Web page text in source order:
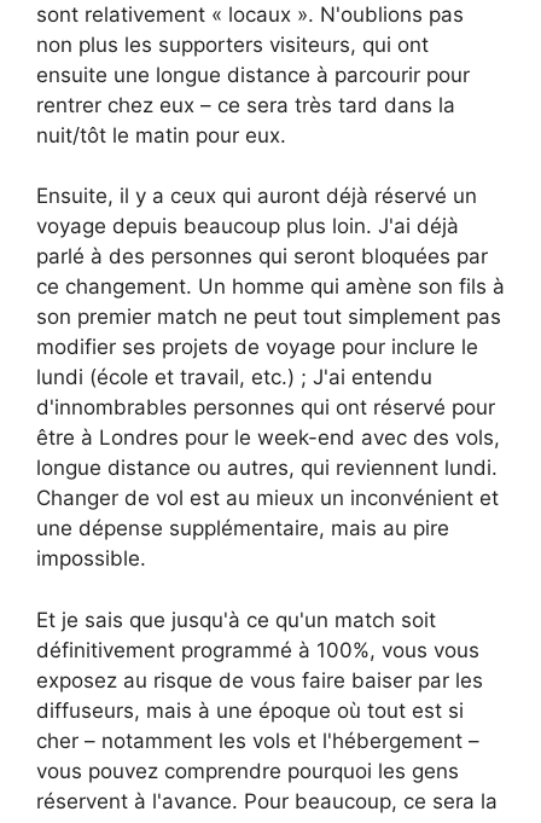
sont relativement « locaux ». N'oublions pas
non plus les supporters visiteurs, qui ont
ensuite une longue distance à parcourir pour
rentrer chez eux – ce sera très tard dans la
nuit/tôt le matin pour eux.
Ensuite, il y a ceux qui auront déjà réservé un
voyage depuis beaucoup plus loin. J'ai déjà
parlé à des personnes qui seront bloquées par
ce changement. Un homme qui amène son fils à
son premier match ne peut tout simplement pas
modifier ses projets de voyage pour inclure le
lundi (école et travail, etc.) ; J'ai entendu
d'innombrables personnes qui ont réservé pour
être à Londres pour le week-end avec des vols,
longue distance ou autres, qui reviennent lundi.
Changer de vol est au mieux un inconvénient et
une dépense supplémentaire, mais au pire
impossible.
Et je sais que jusqu'à ce qu'un match soit
définitivement programmé à 100%, vous vous
exposez au risque de vous faire baiser par les
diffuseurs, mais à une époque où tout est si
cher – notamment les vols et l'hébergement – ​​
vous pouvez comprendre pourquoi les gens
réservent à l'avance. Pour beaucoup, ce sera la